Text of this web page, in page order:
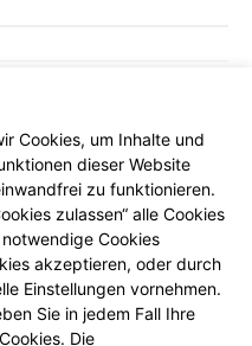
Cookies, um Inhalte und
dieser Website
zu funktionieren.
zulassen“ alle Cookies
Cookies
akzeptieren, oder durch
Einstellungen vornehmen.
Sie in jedem Fall Ihre
Die